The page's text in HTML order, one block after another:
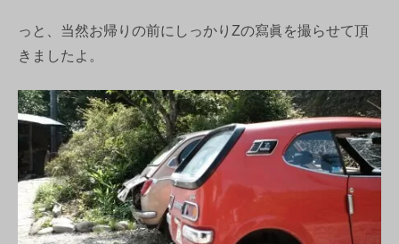
っと、当然お帰りの前にしっかりZの寫眞を撮らせて頂
きましたよ。